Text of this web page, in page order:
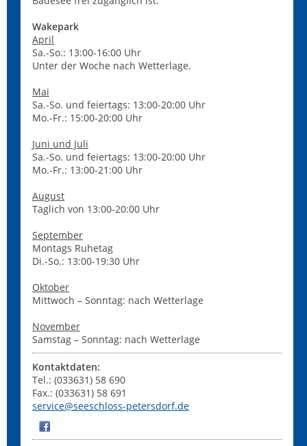
Wakepark
April
Sa.-So.: 13:00-16:00 Uhr
Unter der Woche nach Wetterlage.
Mai
Sa.-So. und feiertags: 13:00-20:00 Uhr
Mo.-Fr.: 15:00-20:00 Uhr
Juni und Juli
Sa.-So. und feiertags: 13:00-20:00 Uhr
Mo.-Fr.: 13:00-21:00 Uhr
August
Täglich von 13:00-20:00 Uhr
September
Montags Ruhetag
Di.-So.: 13:00-19:30 Uhr
Oktober
Mittwoch – Sonntag: nach Wetterlage
November
Samstag – Sonntag: nach Wetterlage
Kontaktdaten:
Tel.: (033631) 58 690
Fax.: (033631) 58 691
service@seeschloss-petersdorf.de